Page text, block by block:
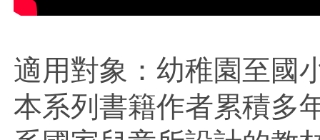
適用對象：幼稚園至國
本系列書籍作者累積多